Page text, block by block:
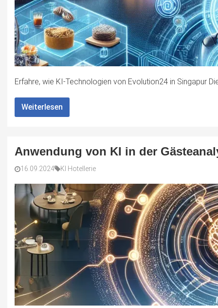
Erfahre, wie KI-Technologien von Evolution24 in Singapur
Weiterlesen
Anwendung von KI in der
16.09.2024 KI Hotellerie